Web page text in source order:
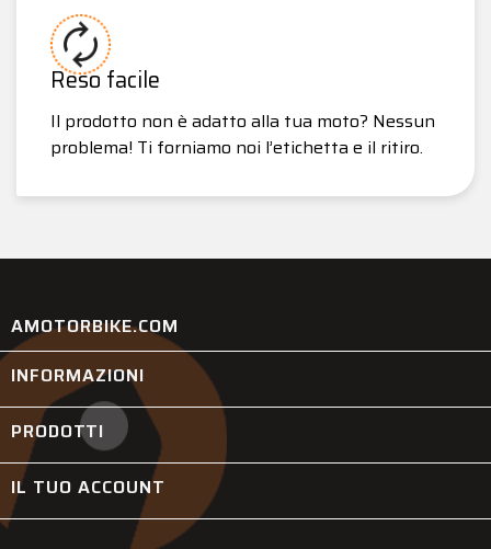
Reso facile
Il prodotto non è adatto alla tua moto? Nessun
problema! Ti forniamo noi l’etichetta e il ritiro.
AMOTORBIKE.COM
INFORMAZIONI
PRODOTTI
IL TUO ACCOUNT